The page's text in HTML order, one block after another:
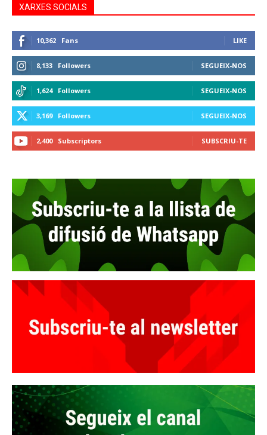
XARXES SOCIALS
10,362 Fans LIKE
8,133 Followers SEGUEIX-NOS
1,624 Followers SEGUEIX-NOS
3,169 Followers SEGUEIX-NOS
2,400 Subscriptors SUBSCRIU-TE